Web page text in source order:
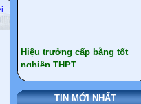
Học người Nhật bí quyết
giảm đau xương khớp từ lá
ngải cứu – phương pháp
truyền thống hàng trăm
TIN MỚI NHẤT